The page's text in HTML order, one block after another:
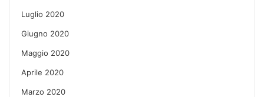
Luglio 2020
Giugno 2020
Maggio 2020
Aprile 2020
Marzo 2020